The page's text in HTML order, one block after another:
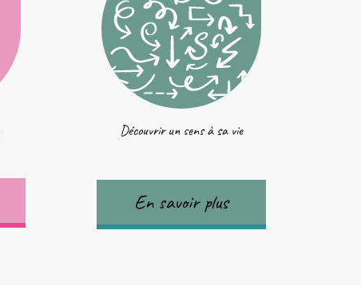
Découvrir un sens à sa vie
En savoir plus